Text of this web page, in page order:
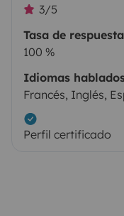
3/5
Tasa de respuesta
100 %
Idiomas
Francés, Inglés,
Perfil certificado